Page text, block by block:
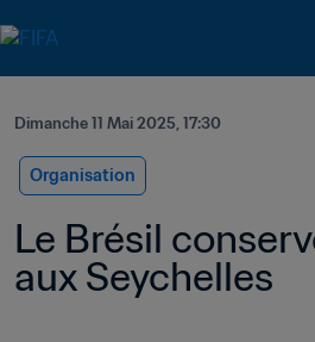
Dimanche 11 Mai 2025, 17:30
Organisation
Le Brésil
aux Seychelles